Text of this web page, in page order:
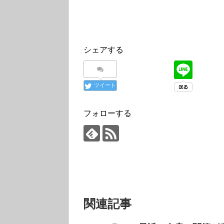
シェアする
ツイート
フォローする
関連記事